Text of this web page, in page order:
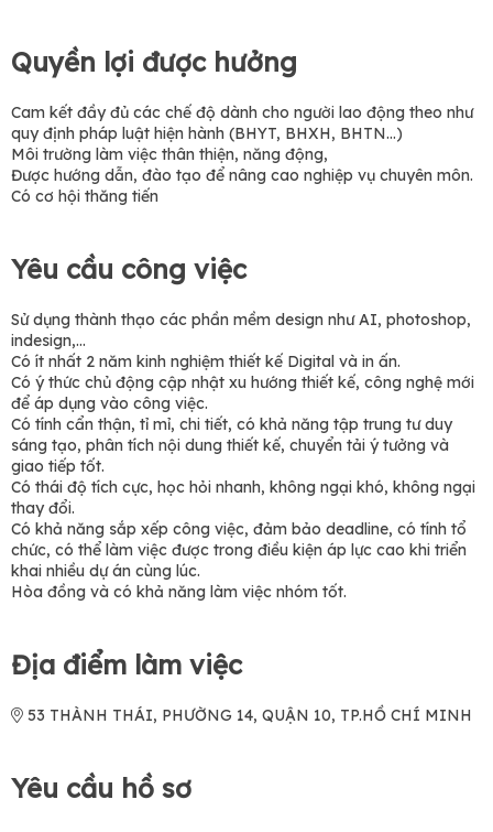
Quyền lợi được hưởng
Cam kết đầy đủ các chế độ dành cho người lao động theo như
quy định pháp luật hiện hành (BHYT, BHXH, BHTN…)
Môi trường làm việc thân thiện, năng động,
Được hướng dẫn, đào tạo để nâng cao nghiệp vụ chuyên môn.
Có cơ hội thăng tiến
Yêu cầu công việc
Sử dụng thành thạo các phần mềm design như AI, photoshop,
indesign,...
Có ít nhất 2 năm kinh nghiệm thiết kế Digital và in ấn.
Có ý thức chủ động cập nhật xu hướng thiết kế, công nghệ mới
để áp dụng vào công việc.
Có tính cẩn thận, tỉ mỉ, chi tiết, có khả năng tập trung tư duy
sáng tạo, phân tích nội dung thiết kế, chuyển tải ý tưởng và
giao tiếp tốt.
Có thái độ tích cực, học hỏi nhanh, không ngại khó, không ngại
thay đổi.
Có khả năng sắp xếp công việc, đảm bảo deadline, có tính tổ
chức, có thể làm việc được trong điều kiện áp lực cao khi triển
khai nhiều dự án cùng lúc.
Hòa đồng và có khả năng làm việc nhóm tốt.
Địa điểm làm việc
53 THÀNH THÁI, PHƯỜNG 14, QUẬN 10, TP.HỒ CHÍ MINH
Yêu cầu hồ sơ